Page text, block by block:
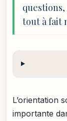
tout à fait
L’orientation
importante